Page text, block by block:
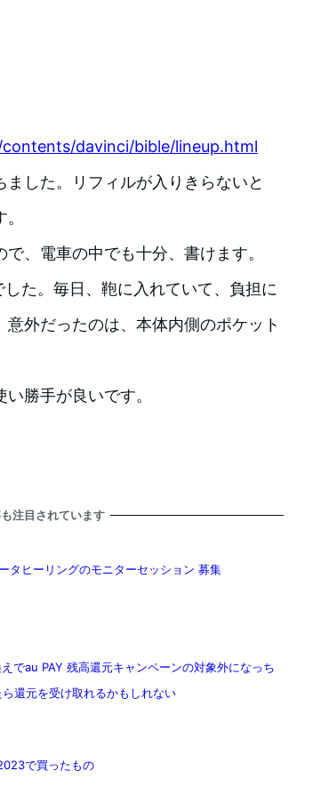
davinci/bible/lineup.html
した。リフィルが入りきらないと
、電車の中でも十分、書けます。
た。毎日、鞄に入れていて、負担に
外だったのは、本体内側のポケット
勝手が良いです。
注目されています
タヒーリングのモニターセッション 募集
でau PAY 残高還元キャンペーンの対象外になっち
還元を受け取れるかもしれない
で買ったもの